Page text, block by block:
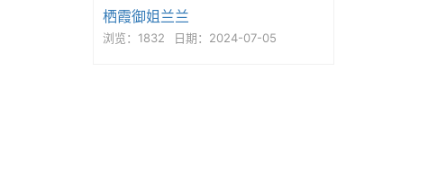
栖霞御姐兰兰
浏览：1832 日期：2024-07-05